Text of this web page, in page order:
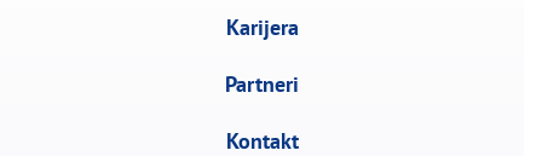
Karijera
Partneri
Kontakt